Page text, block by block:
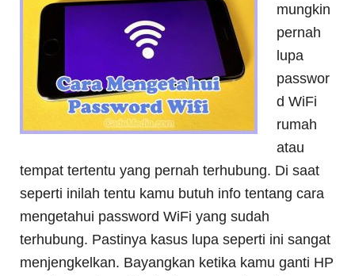
mungkin
pernah
lupa
passwor
d WiFi
rumah
atau
tempat tertentu yang pernah terhubung. Di saat
seperti inilah tentu kamu butuh info tentang cara
mengetahui password WiFi yang sudah
terhubung. Pastinya kasus lupa seperti ini sangat
menjengkelkan. Bayangkan ketika kamu ganti HP